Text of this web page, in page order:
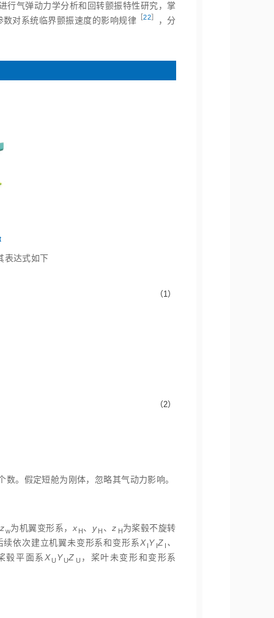
行气弹动力学分析和回转颤振特性研究，掌
对系统临界颤振速度的影响规律 ［22
，分
表达式如下
（1）
W=
（2）
数。假定短舱为刚体，忽略其气动力影响。
zw为机翼变形系， x H、 y H 、z H为桨毂不旋转
续依次建立机翼未变形系和变形系X IY IZ I 、
毂平面系 XU YUZ U ，桨叶未变形和变形系